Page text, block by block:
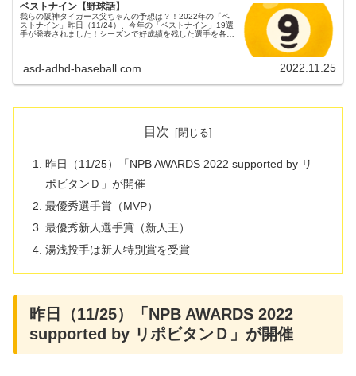
ベストナイン【野球話】
我らの阪神タイガース父ちゃんの予想は？！2022年の「ベ
ストナイン」昨日（11/24）、今年の「ベストナイン」19選
手が発表されました！シーズンで好成績を残した選手を各ポ
asd-adhd-baseball.com 2022.11.25
目次
昨日（11/25）「NPB AWARDS 2022 supported by リ
ポビタンＤ」が開催
最優秀選手賞（MVP）
最優秀新人選手賞（新人王）
湯浅投手は新人特別賞を受賞
昨日（11/25）「NPB AWARDS 2022
supported by リポビタンＤ」が開催